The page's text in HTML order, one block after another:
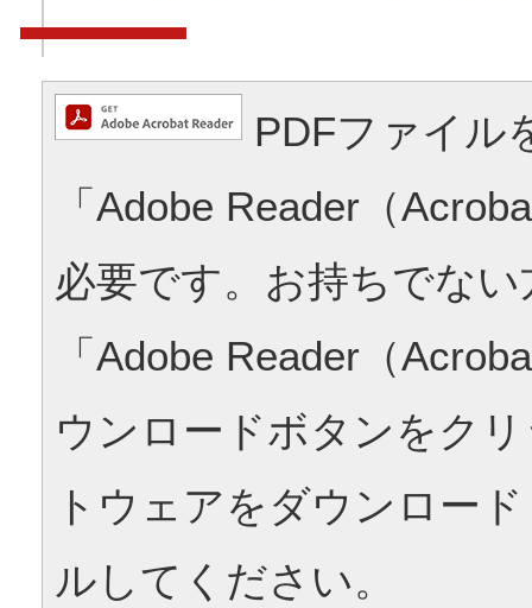
PDFファイル
「Adobe Reader（
必要です。お持ちでな
「Adobe Reader（
ウンロードボタンをク
トウェアをダウンロー
ルしてください。